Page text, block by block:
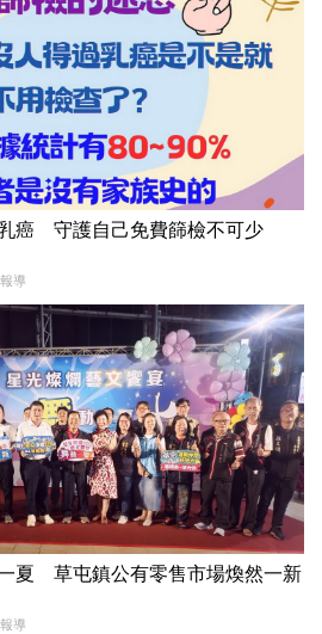
癌 守護自己免費篩檢不可少
導
夏 草屯鎮公有零售市場煥然一新
導